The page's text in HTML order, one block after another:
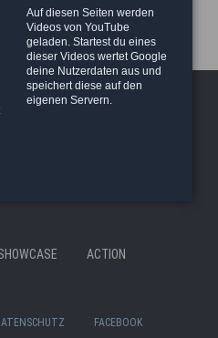
Ltd. - Berlin
ACTION
FACEBOOK
Auf diesen Seiten werden
Videos von YouTube
geladen. Startest du eines
dieser Videos wertet Google
deine Nutzerdaten aus und
speichert diese auf den
eigenen Servern.